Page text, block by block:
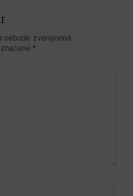
nebude zverejnená.
*